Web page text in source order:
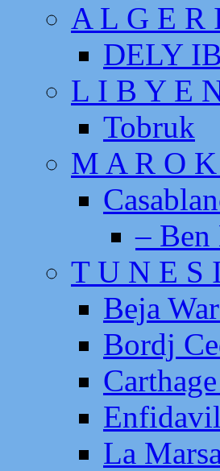
A L G E R
DELY
L I B Y E
Tobruk
M A R O
–
T U N E S
Beja
Bordj
La